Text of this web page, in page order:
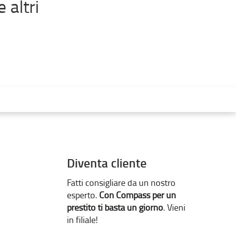
altri
Diventa cliente
Fatti consigliare da un nostro
esperto. Con Compass per un
prestito ti basta un giorno. Vieni
in filiale!